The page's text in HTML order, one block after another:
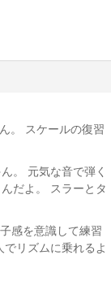
。 スケールの復習
。 元気な音で弾く
だよ。 スラーとタ
感を意識して練習
リズムに乗れるよ